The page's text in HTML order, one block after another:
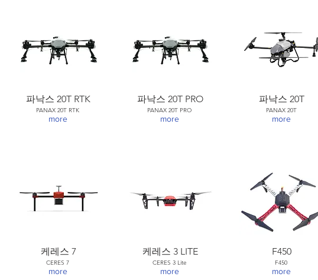
파낙스 20T RTK
PANAX 20T RTK
more
케레스 7
CERES 7
more
파낙스 20T PRO
PANAX 20T PRO
more
케레스 3 LITE
CERES 3 Lite
more
파낙스 20T
PANAX 20T
more
F450
F450
more